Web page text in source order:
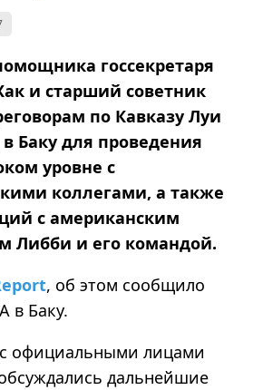
госсекретаря
и старший советник
по Кавказу Луи
Баку для проведения
уровне с
коллегами, а также
с американским
Либби и его командой.
, об этом сообщило
в Баку.
с официальными лицами
дальнейшие